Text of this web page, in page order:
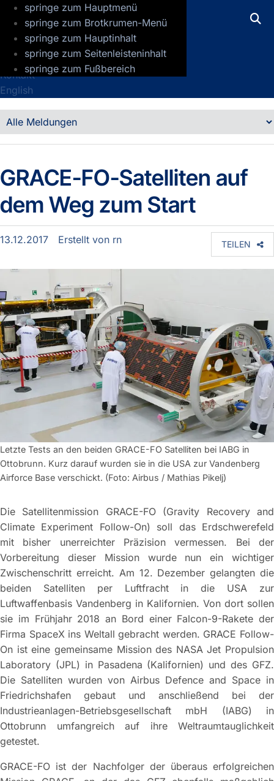
springe zum Hauptmenü
springe zum Brotkrumen-Menü
springe zum Hauptinhalt
springe zum Seitenleisteninhalt
springe zum Fußbereich
GFZ Helmholtz-Zentrum für
Presse
Jobs
Kontakt
English
Detailansicht
GRACE-FO-Satelliten auf
dem Weg zum Start
13.12.2017 Erstellt von rn TEILEN
Letzte Tests an den beiden GRACE-FO Satelliten bei IABG in
Ottobrunn. Kurz darauf wurden sie in die USA zur Vandenberg
Airforce Base verschickt. (Foto: Airbus / Mathias Pikelj)
Die Satellitenmission GRACE-FO (Gravity Recovery and
Climate Experiment Follow-On) soll das Erdschwerefeld
mit bisher unerreichter Präzision vermessen. Bei der
Vorbereitung dieser Mission wurde nun ein wichtiger
Zwischenschritt erreicht. Am 12. Dezember gelangten die
beiden Satelliten per Luftfracht in die USA zur
Luftwaffenbasis Vandenberg in Kalifornien. Von dort sollen
sie im Frühjahr 2018 an Bord einer Falcon-9-Rakete der
Firma SpaceX ins Weltall gebracht werden. GRACE Follow-
On ist eine gemeinsame Mission des NASA Jet Propulsion
Laboratory (JPL) in Pasadena (Kalifornien) und des GFZ.
Die Satelliten wurden von Airbus Defence and Space in
Friedrichshafen gebaut und anschließend bei der
Industrieanlagen-Betriebsgesellschaft mbH (IABG) in
Ottobrunn umfangreich auf ihre Weltraumtauglichkeit
getestet.
GRACE-FO ist der Nachfolger der überaus erfolgreichen